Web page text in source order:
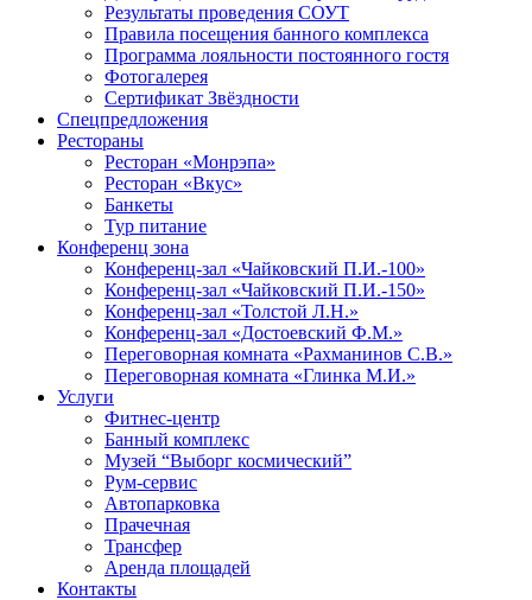
Результаты проведения СОУТ
Правила посещения банного комплекса
Программа лояльности постоянного гостя
Фотогалерея
Сертификат Звёздности
Спецпредложения
Рестораны
Ресторан «Монрэпа»
Ресторан «Вкус»
Банкеты
Тур питание
Конференц зона
Конференц-зал «Чайковский П.И.-100»
Конференц-зал «Чайковский П.И.-150»
Конференц-зал «Толстой Л.Н.»
Конференц-зал «Достоевский Ф.М.»
Переговорная комната «Рахманинов С.В.»
Переговорная комната «Глинка М.И.»
Услуги
Фитнес-центр
Банный комплекс
Музей “Выборг космический”
Рум-сервис
Автопарковка
Прачечная
Трансфер
Аренда площадей
Контакты